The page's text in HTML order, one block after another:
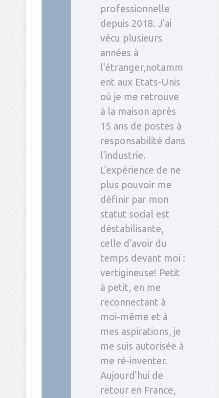
professionnelle
depuis 2018. J'ai
vécu plusieurs
années à
l'étranger,notamm
ent aux Etats-Unis
où je me retrouve
à la maison après
15 ans de postes à
responsabilité dans
l'industrie.
L'expérience de ne
plus pouvoir me
définir par mon
statut social est
déstabilisante,
celle d'avoir du
temps devant moi :
vertigineuse! Petit
à petit, en me
reconnectant à
moi-même et à
mes aspirations, je
me suis autorisée à
me ré-inventer.
Aujourd'hui de
retour en France,